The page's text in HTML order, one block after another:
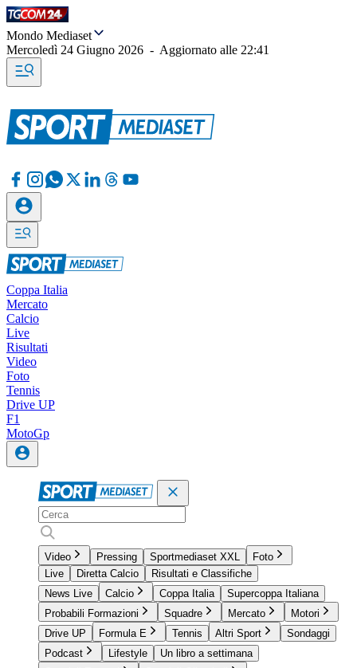
Mondo Mediaset
Mercoledì 24 Giugno 2026 - Aggiornato alle 22:41
Coppa Italia
Mercato
Calcio
Live
Risultati
Video
Foto
Tennis
Drive UP
F1
MotoGp
Video Pressing Sportmediaset XXL
Foto
Live
Diretta Calcio
Risultati e Classifiche
News Live
Calcio Coppa Italia
Supercoppa Italiana
Probabili Formazioni
Squadre Mercato
Motori
Drive UP
Formula E Tennis Altri Sport
Sondaggi
Podcast
Lifestyle
Un libro a settimana